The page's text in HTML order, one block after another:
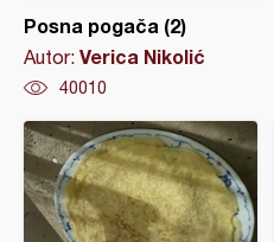
Posna pogača (2)
Autor: Verica Nikolić
40010